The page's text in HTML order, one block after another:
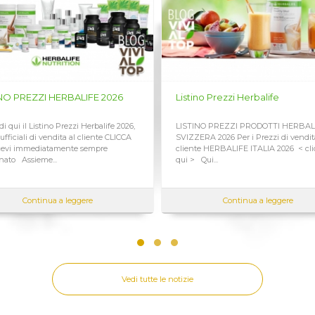
in giro?
un pasto sano ovunque tu sia. Disponibile in due gusti:
ad un regime alimentare ipocalorico, ad uno stile di vita sano
Prezzi Herbalife
PREZZI PRODOTTI HERBALIFE
2026 Per i Prezzi di vendita al
ITALIA 2026 < clicca
Continua a leggere
Listino Prezzi Herbalife ITALIA
LISTINO PREZZI DI VENDITA
HERBALIFE ITALIA 2026 Per vedere i
di vendita al cliente PREZZI
SVIZZERA <...
Continua a leggere
Vedi tutte le notizie